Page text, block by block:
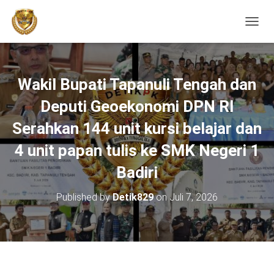
Wakil Bupati Tapanuli Tengah dan
Deputi Geoekonomi DPN RI
Serahkan 144 unit kursi belajar dan
4 unit papan tulis ke SMK Negeri 1
Badiri
Published byDetik829onJuli 7, 2026